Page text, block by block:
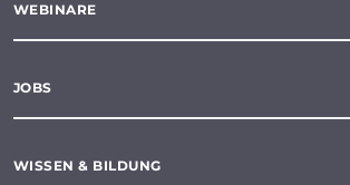
WEBINARE
JOBS
WISSEN & BILDUNG